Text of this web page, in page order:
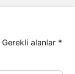
Gerekli alanlar *